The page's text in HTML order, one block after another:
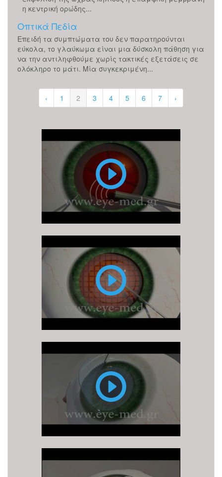
η κεντρική ορώδης...
Οπτικά Πεδία
Επειδή τα συμπτώματα του δεν παρατηρούνται
εύκολα, το γλαύκωμα είναι μια δύσκολη πάθηση για
να την αντιληφθούμε χωρίς τακτικές εξετάσεις σε
ολόκληρο το μάτι. Μία συγκεκριμένη...
‹ 1 2 3 4 5 6 7 ›
Επέμβαση
Καταρράκτη
υπερήχους
φακοθρυψία)
Επέμβαση
καταρράκτη
FEMTO
PRK